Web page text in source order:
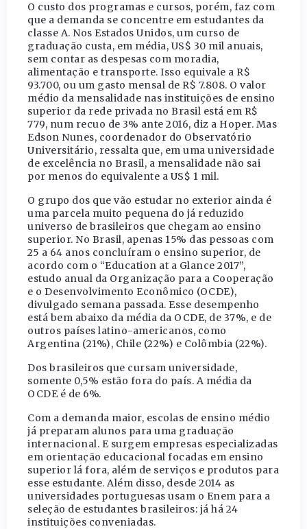
O custo dos programas e cursos, porém, faz com
que a demanda se concentre em estudantes da
classe A. Nos Estados Unidos, um curso de
graduação custa, em média, US$ 30 mil anuais,
sem contar as despesas com moradia,
alimentação e transporte. Isso equivale a R$
93.700, ou um gasto mensal de R$ 7.808. O valor
médio da mensalidade nas instituições de ensino
superior da rede privada no Brasil está em R$
779, num recuo de 3% ante 2016, diz a Hoper. Mas
Edson Nunes, coordenador do Observatório
Universitário, ressalta que, em uma universidade
de excelência no Brasil, a mensalidade não sai
por menos do equivalente a US$ 1 mil.
O grupo dos que vão estudar no exterior ainda é
uma parcela muito pequena do já reduzido
universo de brasileiros que chegam ao ensino
superior. No Brasil, apenas 15% das pessoas com
25 a 64 anos concluíram o ensino superior, de
acordo com o “Education at a Glance 2017”,
estudo anual da Organização para a Cooperação
e o Desenvolvimento Econômico (OCDE),
divulgado semana passada. Esse desempenho
está bem abaixo da média da OCDE, de 37%, e de
outros países latino-americanos, como
Argentina (21%), Chile (22%) e Colômbia (22%).
Dos brasileiros que cursam universidade,
somente 0,5% estão fora do país. A média da
OCDE é de 6%.
Com a demanda maior, escolas de ensino médio
já preparam alunos para uma graduação
internacional. E surgem empresas especializadas
em orientação educacional focadas em ensino
superior lá fora, além de serviços e produtos para
esse estudante. Além disso, desde 2014 as
universidades portuguesas usam o Enem para a
seleção de estudantes brasileiros: já há 24
instituições conveniadas.